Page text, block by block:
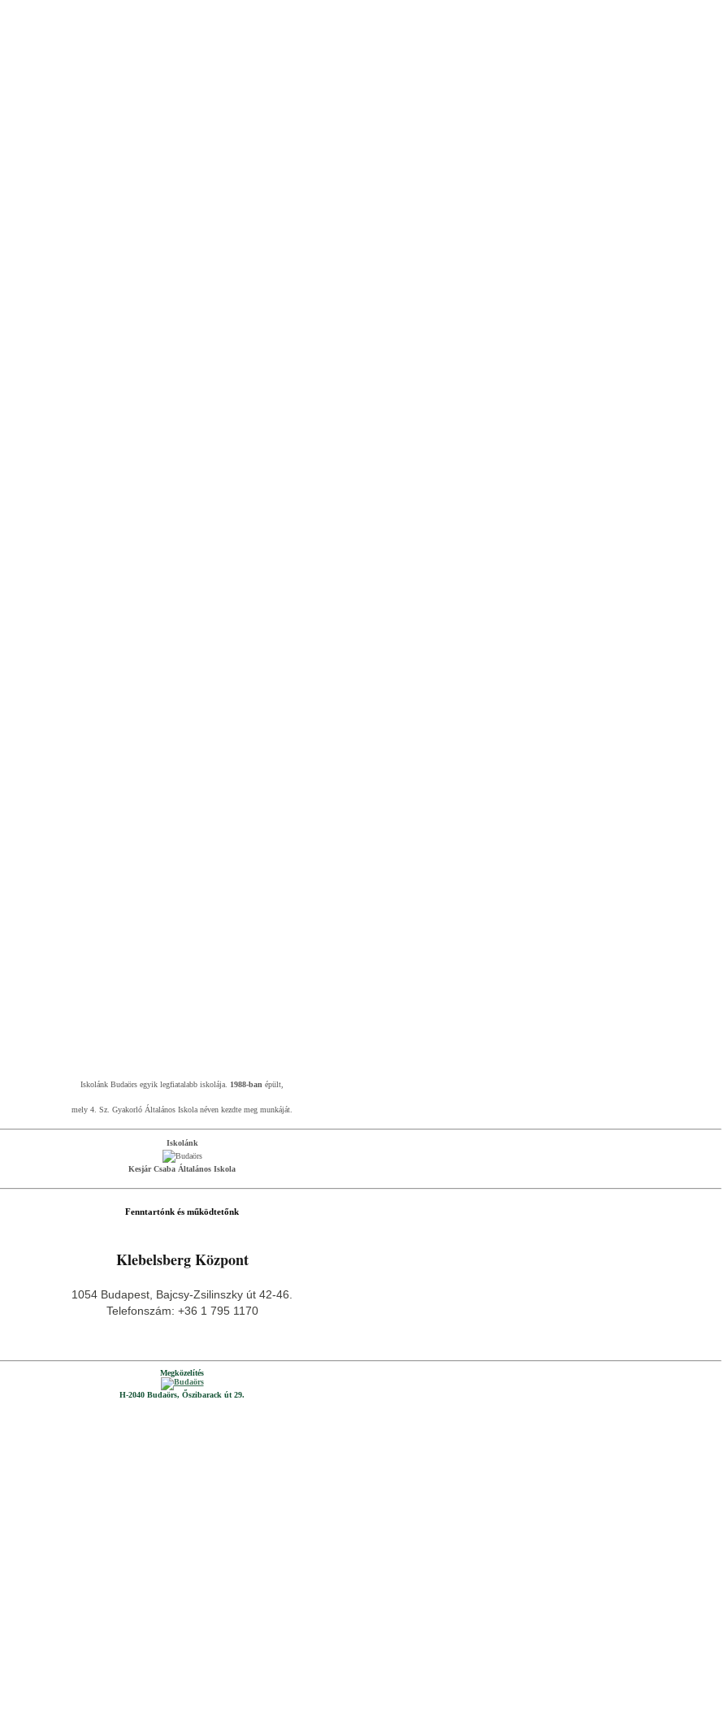
Iskolánk Budaörs egyik legfiatalabb iskolája. 1988-ban épült,
mely 4. Sz. Gyakorló Általános Iskola néven kezdte meg munkáját.
Iskolánk
Kesjár Csaba Általános Iskola
Fenntartónk és működtetőnk
Klebelsberg Központ
1054 Budapest, Bajcsy-Zsilinszky út 42-46.
Telefonszám: +36 1 795 1170
Megközelítés
H-2040 Budaörs, Őszibarack út 29.